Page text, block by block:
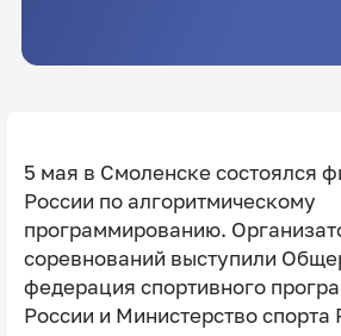
5 мая в Смоленске состоялся
России по алгоритмическому
программированию.
соревнований выступили
федерация спортивного
России и Министерство спорта